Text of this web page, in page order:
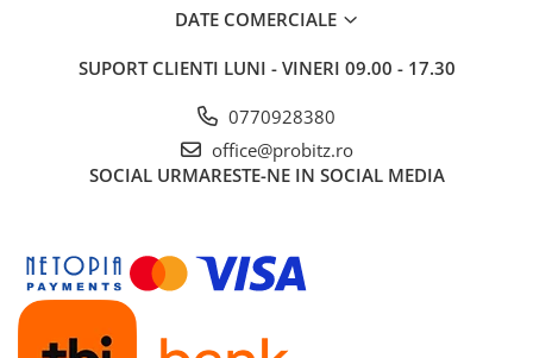
DATE COMERCIALE
SUPORT CLIENTI LUNI - VINERI 09.00 - 17.30
0770928380
office@probitz.ro
SOCIAL URMARESTE-NE IN SOCIAL MEDIA